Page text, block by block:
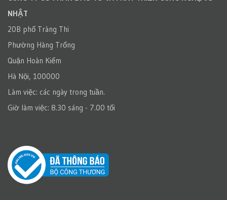
NHẬT
20B phố Tràng Thi
Phường Hàng Trống
Quận Hoàn Kiếm
Hà Nội, 100000
Làm việc: các ngày trong tuần.
Giờ làm việc: 8.30 sáng - 7.00 tối